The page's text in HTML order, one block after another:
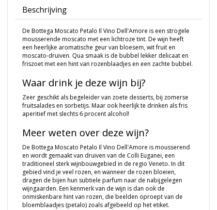
Beschrijving
De Bottega Moscato Petalo Il Vino Dell'Amore is een strogele
mousserende moscato met een lichtroze tint. De wijn heeft
een heerlijke aromatische geur van bloesem, wit fruit en
moscato-druiven. Qua smaak is de bubbel lekker delicaat en
friszoet met een hint van rozenblaadjes en een zachte bubbel.
Waar drink je deze wijn bij?
Zeer geschikt als begeleider van zoete desserts, bij zomerse
fruitsalades en sorbetijs. Maar ook heerlijk te drinken als fris
aperitief met slechts 6 procent alcohol!
Meer weten over deze wijn?
De Bottega Moscato Petalo Il Vino Dell'Amore is mousserend
en wordt gemaakt van druiven van de Colli Euganei, een
traditioneel sterk wijnbouwgebied in de regio Veneto. In dit
gebied vind je veel rozen, en wanneer de rozen bloeien,
dragen de bijen hun subtiele parfum naar de nabijgelegen
wijngaarden. Een kenmerk van de wijn is dan ook de
onmiskenbare hint van rozen, die beelden oproept van de
bloemblaadjes (petalo) zoals afgebeeld op het etiket.